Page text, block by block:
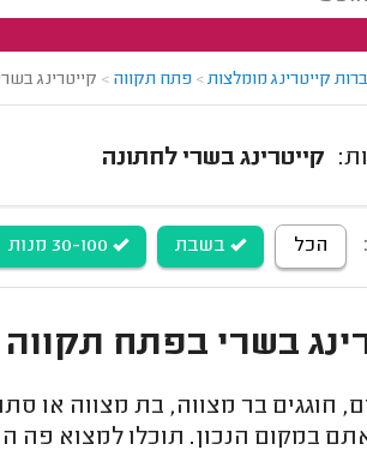
קייטרינג מומלצות> פתח תקווה > קייטרינג
קייטרינג בשרי לחתונה
הכל בשבת
בפתח תקווה + 30-100 מנות + מעל 100 מנות +
חוגגים בר מצווה, בת מצווה או
במקום הנכון. תוכלו למצוא פה